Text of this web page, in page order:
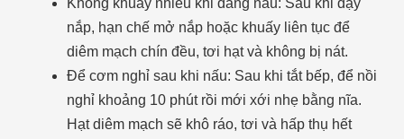
Không khuấy nhiều khi đang nấu: Sau khi đậy
nắp, hạn chế mở nắp hoặc khuấy liên tục để
diêm mạch chín đều, tơi hạt và không bị nát.
Để cơm nghỉ sau khi nấu: Sau khi tắt bếp, để nồi
nghỉ khoảng 10 phút rồi mới xới nhẹ bằng nĩa.
Hạt diêm mạch sẽ khô ráo, tơi và hấp thụ hết